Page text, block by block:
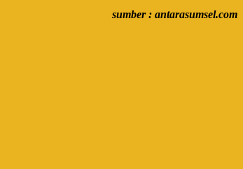
sumber : antarasumsel.com